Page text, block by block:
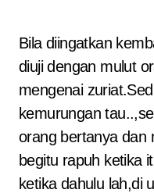
Bila diingatkan
diuji dengan mulut
mengenai
kemurungan
orang bertanya dan
begitu rapuh ketika
ketika dahulu lah,di